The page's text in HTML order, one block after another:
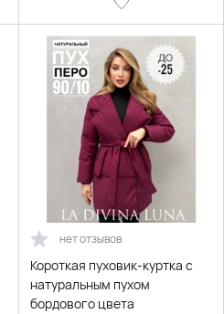
нет отзывов
Короткая пуховик-куртка с
натуральным пухом
бордового цвета